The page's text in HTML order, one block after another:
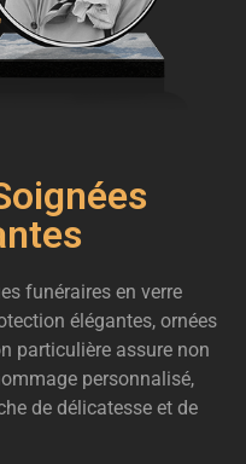
funéraires en verre
élégantes, ornées
particulière assure non
personnalisé,
de délicatesse et de